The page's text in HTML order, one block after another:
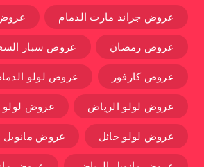
عروض جراند مارت الدمام
عروض رمضان عروض سبار
عروض كارفور عروض لولو
عروض لولو الرياض عروض لولو
عروض لولو حائل عروض مانويل